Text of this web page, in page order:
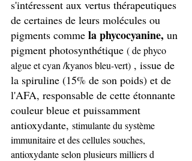
s'intéressent aux vertus thérapeutiques
de certaines de leurs molécules ou
pigments comme la phycocyanine, un
pigment photosynthétique ( de phyco
algue et cyan /kyanos bleu-vert) , issue de
la spiruline (15% de son poids) et de
l'AFA, responsable de cette étonnante
couleur bleue et puissamment
antioxydante, stimulante du système
immunitaire et des cellules souches,
antioxydante selon plusieurs milliers d